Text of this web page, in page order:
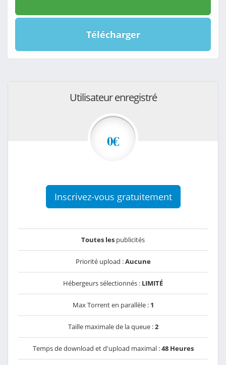
Télécharger
Utilisateur enregistré
0€
Inscrivez-vous gratuitement
Toutes les publicités
Priorité upload :Aucune
Hébergeurs sélectionnés : LIMITÉ
Max Torrent en parallèle : 1
Taille maximale de la queue :2
Temps de download et d'upload maximal :48 Heures